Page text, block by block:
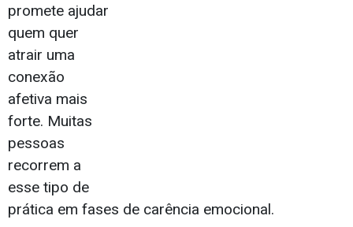
promete ajudar
quem quer
atrair uma
conexão
afetiva mais
forte. Muitas
pessoas
recorrem a
esse tipo de
prática em fases de carência emocional.